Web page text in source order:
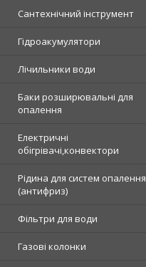
Сантехнічний інструмент
Гідроакумулятори
Лічильники води
Баки розширювальні для
опалення
Електричні
обігрівачі,конвектори
Рідина для систем опалення
(антифриз)
Фільтри для води
Газові колонки